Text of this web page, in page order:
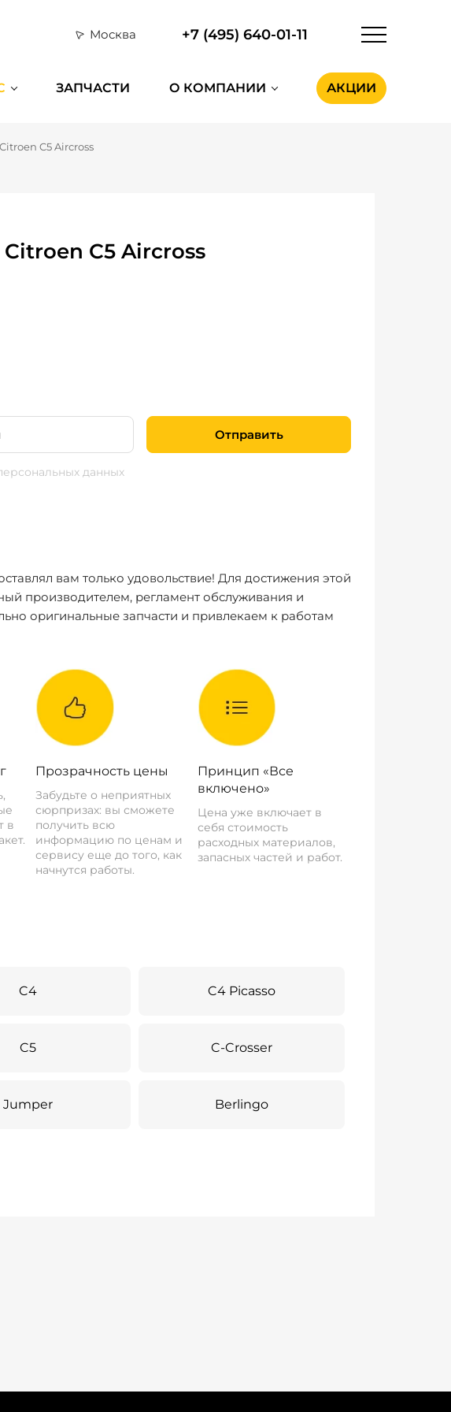
Москва +7 (495) 640-01-11
ЗАПЧАСТИ О КОМПАНИИ АКЦИИ
Citroen C5 Aircross
C5 Aircross
Отправить
данных
вам только удовольствие! Для достижения этой
производителем, регламент обслуживания и
оригинальные запчасти и привлекаем к работам
в
Прозрачность цены
Забудьте о неприятных
сюрпризах: вы сможете
получить всю
информацию по ценам и
сервису еще до того, как
начнутся работы.
Принцип «Все
включено»
Цена уже включает в
себя стоимость
расходных материалов,
запасных частей и работ.
C4 C4 Picasso
C5 C-Crosser
Jumper Berlingo